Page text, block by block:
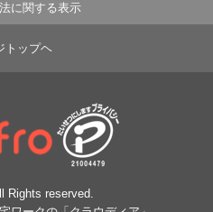
に関する表示
トップヘ
Rights reserved.